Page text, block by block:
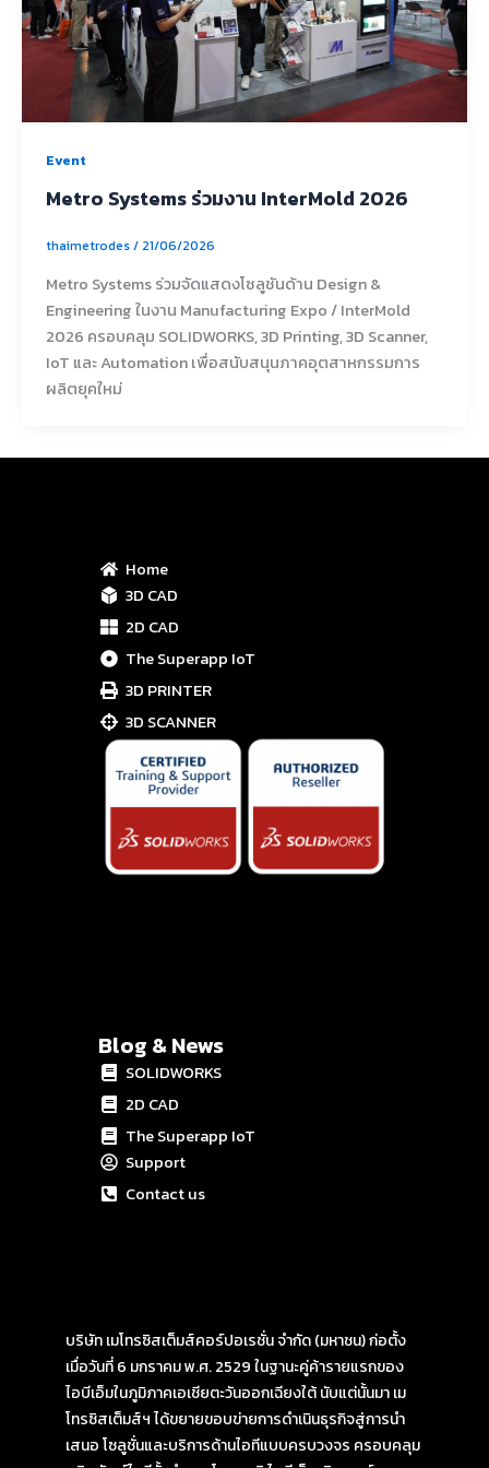
Event
Metro Systems ร่วมงาน InterMold 2026
thaimetrodes/ 21/06/2026
Metro Systems ร่วมจัดแสดงโซลูชันด้าน Design &
Engineering ในงาน Manufacturing Expo / InterMold
2026 ครอบคลุม SOLIDWORKS, 3D Printing, 3D Scanner,
IoT และ Automation เพื่อสนับสนุนภาคอุตสาหกรรมการ
ผลิตยุคใหม่
Home
3D CAD
2D CAD
The Superapp IoT
3D PRINTER
3D SCANNER
Blog & News
SOLIDWORKS
2D CAD
The Superapp IoT
Support
Contact us
บริษัท เมโทรซิสเต็มส์คอร์ปอเรชั่น จำกัด (มหาชน) ก่อตั้ง
เมื่อวันที่ 6 มกราคม พ.ศ. 2529 ในฐานะคู่ค้ารายแรกของ
ไอบีเอ็มในภูมิภาคเอเชียตะวันออกเฉียงใต้ นับแต่นั้นมา เม
โทรซิสเต็มส์ฯ ได้ขยายขอบข่ายการดำเนินธุรกิจสู่การนำ
เสนอ โซลูชั่นและบริการด้านไอทีแบบครบวงจร ครอบคลุม